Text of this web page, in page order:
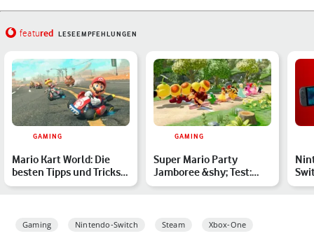
featured LESEEMPFEHLUNGEN
GAMING
Mario Kart World: Die
besten Tipps und Tricks
im Guide
GAMING
Super Mario Party
Jamboree &shy; Test:
Lohnt sich das Party-
Gaming Nintendo-Switch Steam Xbox-One